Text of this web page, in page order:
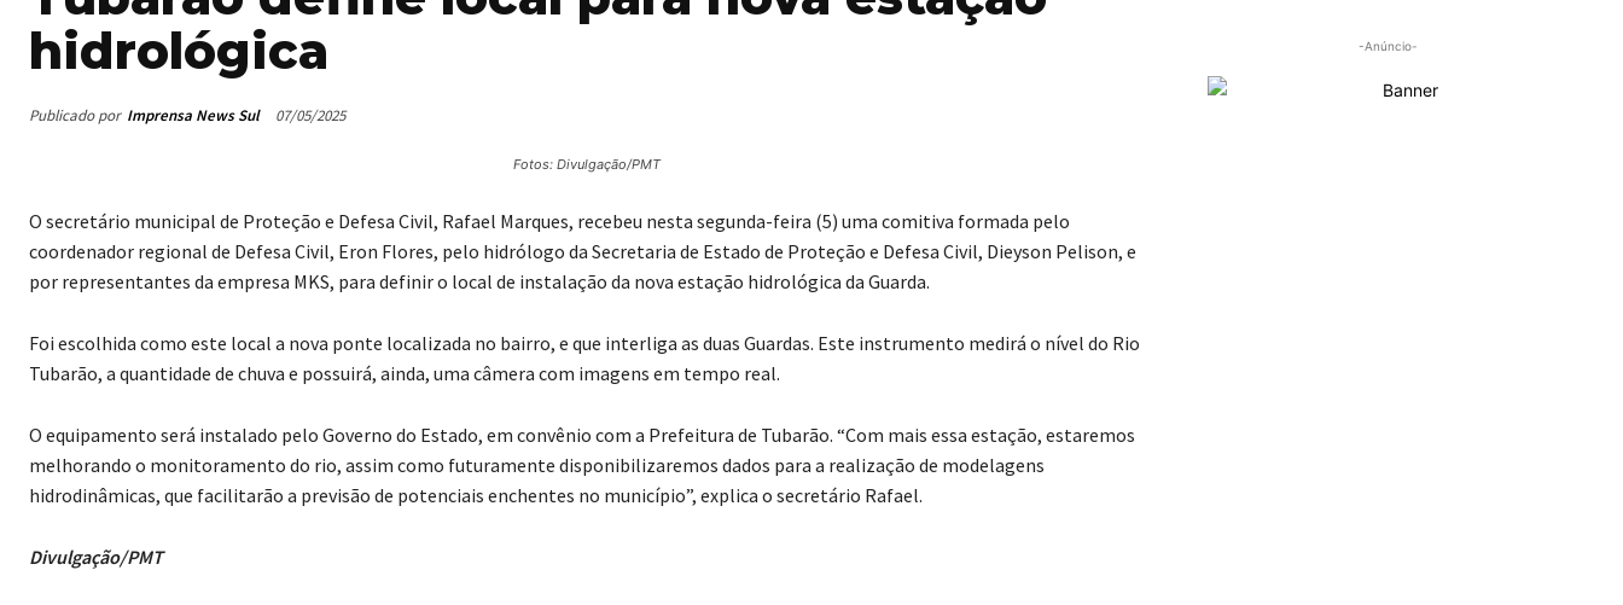
hidrológica
Publicado por Imprensa News Sul 07/05/2025
Fotos: Divulgação/PMT
O secretário municipal de Proteção e Defesa Civil, Rafael Marques, recebeu nesta segunda-feira (5) uma comitiva formada pelo
coordenador regional de Defesa Civil, Eron Flores, pelo hidrólogo da Secretaria de Estado de Proteção e Defesa Civil, Dieyson Pelison, e
por representantes da empresa MKS, para definir o local de instalação da nova estação hidrológica da Guarda.
Foi escolhida como este local a nova ponte localizada no bairro, e que interliga as duas Guardas. Este instrumento medirá o nível do Rio
Tubarão, a quantidade de chuva e possuirá, ainda, uma câmera com imagens em tempo real.
O equipamento será instalado pelo Governo do Estado, em convênio com a Prefeitura de Tubarão. “Com mais essa estação, estaremos
melhorando o monitoramento do rio, assim como futuramente disponibilizaremos dados para a realização de modelagens
hidrodinâmicas, que facilitarão a previsão de potenciais enchentes no município”, explica o secretário Rafael.
Divulgação/PMT
-Anúncio-